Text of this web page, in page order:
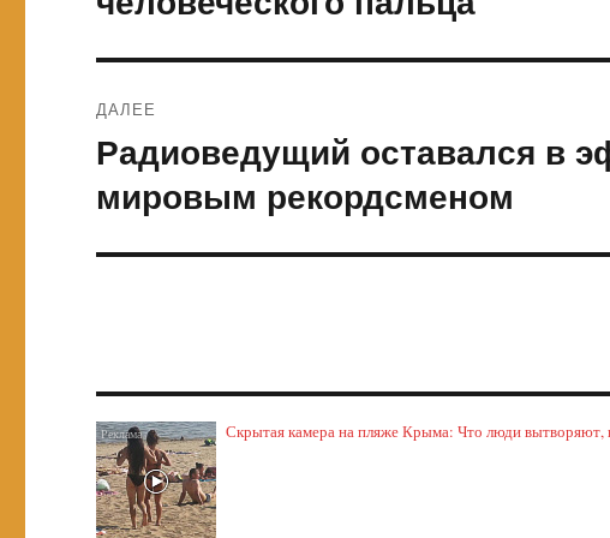
ДАЛЕЕ
Следующая
запись:
Радиоведущий оставался в
мировым рекордсменом
Скрытая камера на пляже Крыма: Что люди вытворяют,